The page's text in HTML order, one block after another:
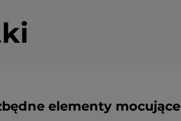
elementy mocujące